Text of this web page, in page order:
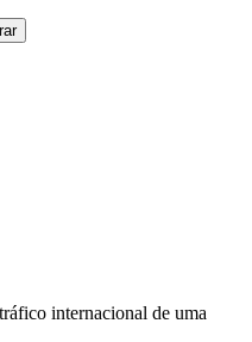
internacional de uma